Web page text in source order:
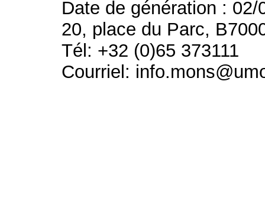
Date de génération : 02/
20, place du Parc,
Tél: +32 (0)65 373111
Courriel: